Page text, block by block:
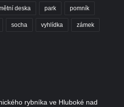
deska park pomník
socha vyhlídka zámek
rybníka ve Hluboké nad